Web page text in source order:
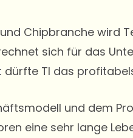
Chipbranche wird
sich für das
dürfte TI das
und dem
eine sehr lange